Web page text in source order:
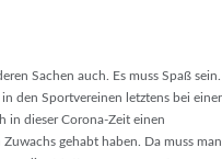
Sachen auch. Es muss Spaß sein.
den Sportvereinen letztens bei einer
in dieser Corona-Zeit einen
gehabt haben. Da muss man